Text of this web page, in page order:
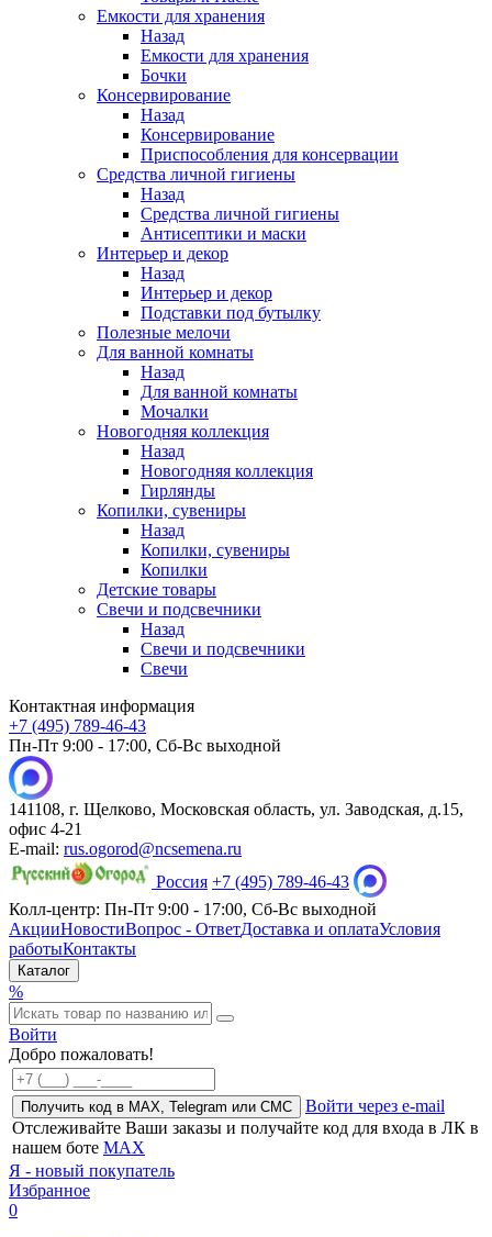
Емкости для хранения
Назад
Емкости для хранения
Бочки
Консервирование
Назад
Консервирование
Приспособления для консервации
Средства личной гигиены
Назад
Средства личной гигиены
Антисептики и маски
Интерьер и декор
Назад
Интерьер и декор
Подставки под бутылку
Полезные мелочи
Для ванной комнаты
Назад
Для ванной комнаты
Мочалки
Новогодняя коллекция
Назад
Новогодняя коллекция
Гирлянды
Копилки, сувениры
Назад
Копилки, сувениры
Копилки
Детские товары
Свечи и подсвечники
Назад
Свечи и подсвечники
Свечи
Контактная информация
+7 (495) 789-46-43
Пн-Пт 9:00 - 17:00, Сб-Вс выходной
141108, г. Щелково, Московская область, ул. Заводская, д.15,
офис 4-21
E-mail: rus.ogorod@ncsemena.ru
Россия +7 (495) 789-46-43
Колл-центр: Пн-Пт 9:00 - 17:00, Сб-Вс выходной
АкцииНовостиВопрос - ОтветДоставка и оплатаУсловия
работыКонтакты
Каталог
%
Войти
Добро пожаловать!
Получить код в MAX, Telegram или СМС
Войти через e-mail
Отслеживайте Ваши заказы и получайте код для входа в ЛК в
нашем боте MAX
Я - новый покупатель
Избранное
0